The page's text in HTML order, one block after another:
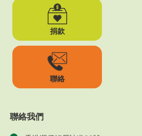
捐款
聯絡
聯絡我們